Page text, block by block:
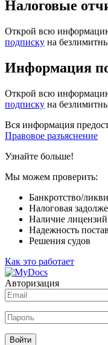
Налоговые
Открой всю
подписку на
Информация
Открой всю
подписку на
Вся информация
Правовое разъяснение
Узнайте больше!
Мы можем проверить:
Банкротство/
Налоговая
Наличие лицензий
Надежность
Решения судов
Как это работает
Авторизация
Войти